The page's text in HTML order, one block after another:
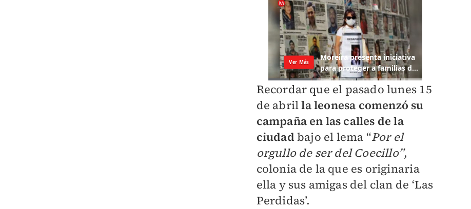
Recordar que el pasado lunes 15
de abrilla leonesa comenzó su
campaña en las calles de la
ciudad bajo el lema “Por el
orgullo de ser del Coecillo”,
colonia de la que es originaria
ella y sus amigas del clan de ‘Las
Perdidas’.